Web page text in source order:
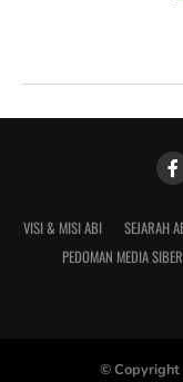
VISI & MISI ABI SEJARAH
PEDOMAN MEDIA SIBER
© Copyright